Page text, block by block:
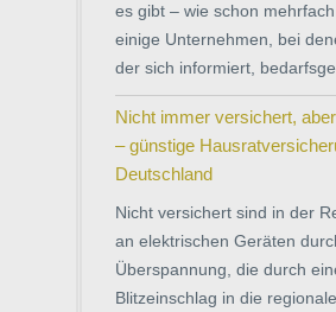
es gibt – wie schon
einige Unternehmen, bei
der sich informiert,
Nicht immer versichert,
– günstige
Deutschland
Nicht versichert sind in der
an elektrischen Geräten
Überspannung, die durch
Blitzeinschlag in die regionale